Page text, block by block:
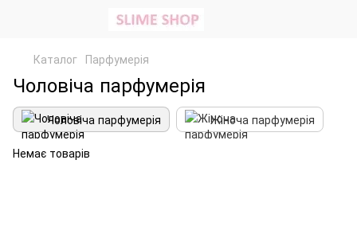
Каталог Парфумерія
Чоловіча парфумерія
Чоловіча парфумерія Жіноча парфумерія
Немає товарів